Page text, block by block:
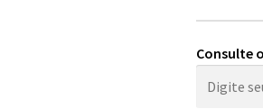
15ml
Azul
Médio
Consulte